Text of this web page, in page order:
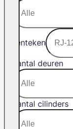
Kenteken
Aantal deuren
Aantal cilinders